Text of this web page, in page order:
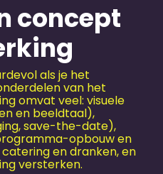
concept
als je het
van het
omvat veel: visuele
en beeldtaal),
save-the-date),
opbouw en
en dranken, en
versterken.